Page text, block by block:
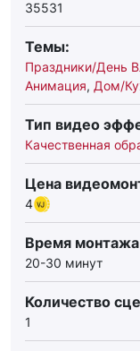
35531
Темы:
Праздники/День
Анимация, Дом/
Тип видео
Качественная
Цена
4
Время
20-30 минут
Количество
1